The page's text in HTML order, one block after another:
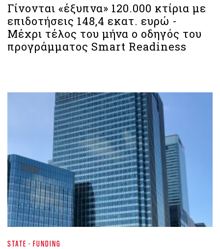
Γίνονται «έξυπνα» 120.000 κτίρια με
επιδοτήσεις 148,4 εκατ. ευρώ - ​​​​​​​
Μέχρι τέλος του μήνα ο οδηγός του
προγράμματος Smart Readiness
STATE - FUNDING